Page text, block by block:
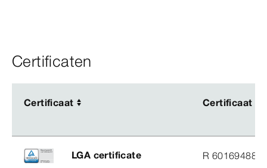
Certificaten
Certificaat Certificaat
Certificaat Certificaat
LGA certificate R 60169488